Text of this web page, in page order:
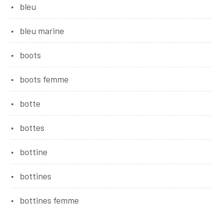
bleu
bleu marine
boots
boots femme
botte
bottes
bottine
bottines
bottines femme